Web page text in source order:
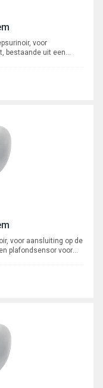
voor
bestaande uit een
voor aansluiting op de
plafondsensor voor